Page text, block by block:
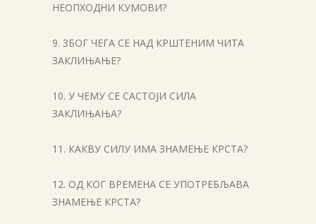
НЕОПХОДНИ КУМОВИ?
9. ЗБОГ ЧЕГА СЕ НАД КРШТЕНИМ ЧИТА
ЗАКЛИЊАЊЕ?
10. У ЧЕМУ СЕ САСТОЈИ СИЛА
ЗАКЛИЊАЊА?
11. КАКВУ СИЛУ ИМА ЗНАМЕЊЕ КРСТА?
12. ОД КОГ ВРЕМЕНА СЕ УПОТРЕБЉАВА
ЗНАМЕЊЕ КРСТА?